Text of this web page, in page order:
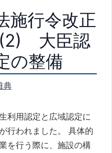
施行令改正
(2) 大臣認
の整備
典
利用認定と広域認定に
行われました。 具体的
を行う際に、施設の構